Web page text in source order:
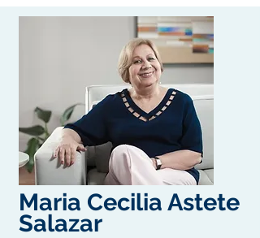
Maria Cecilia Astete
Salazar